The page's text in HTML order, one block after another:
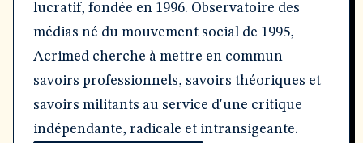
lucratif, fondée en 1996. Observatoire des
médias né du mouvement social de 1995,
Acrimed cherche à mettre en commun
savoirs professionnels, savoirs théoriques et
savoirs militants au service d'une critique
indépendante, radicale et intransigeante.